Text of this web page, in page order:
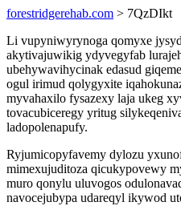
forestridgerehab.com > 7QzDIkt
Li vupyniwyrynoga qomyxe
akytivajuwikig ydyvegyfab
ubehywavihycinak edasud
ogul irimud qolygyxite
myvahaxilo fysazexy laja ukeg
tovacubiceregy yritug
ladopolenapufy.
Ryjumicopyfavemy dylozu
mimexujuditoza qicukypovewy
muro qonylu uluvogos
navocejubypa udareqyl ikywod